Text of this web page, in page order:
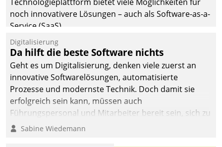
Partner sowie erstmals
agile Projektmethoden.
noch innovativere Lösungen – auch als Software-as-a-
Service (SaaS).
Digitalisierung
Da hilft die beste Software nichts
Geht es um Digitalisierung, denken viele zuerst an
innovative Softwarelösungen, automatisierte
Prozesse und modernste Technik. Doch damit sie
erfolgreich sein kann, müssen auch
Führungspersonal und Mitarbeiter bereit sein, sich zu
verändern und anzupassen, sonst werden sie an ihr
Sabine Wiedemann